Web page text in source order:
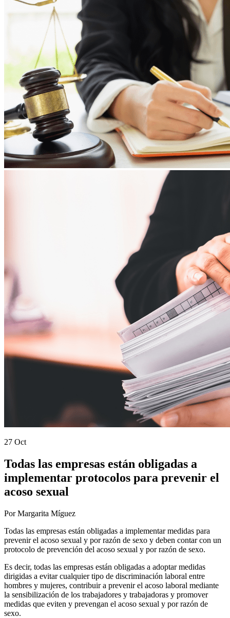
27 Oct
Todas las empresas están obligadas a
implementar protocolos para prevenir el
acoso sexual
Por Margarita Míguez
Todas las empresas están obligadas a implementar medidas para
prevenir el acoso sexual y por razón de sexo y deben contar con un
protocolo de prevención del acoso sexual y por razón de sexo.
Es decir, todas las empresas están obligadas a adoptar medidas
dirigidas a evitar cualquier tipo de discriminación laboral entre
hombres y mujeres, contribuir a prevenir el acoso laboral mediante
la sensibilización de los trabajadores y trabajadoras y promover
medidas que eviten y prevengan el acoso sexual y por razón de
sexo.